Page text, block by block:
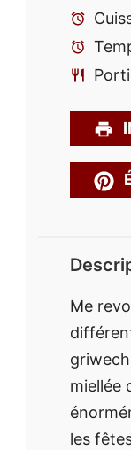
Me
miellée
les